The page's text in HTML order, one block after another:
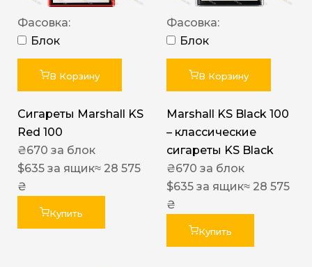
Фасовка:
Блок
В Корзину
Сигареты Marshall KS
Red 100
₴670 за блок
$635 за ящик≈ 28 575
₴
Купить
Фасовка:
Блок
В Корзину
Marshall KS Black 100
– классические
сигареты KS Black
₴670 за блок
$635 за ящик≈ 28 575
₴
Купить